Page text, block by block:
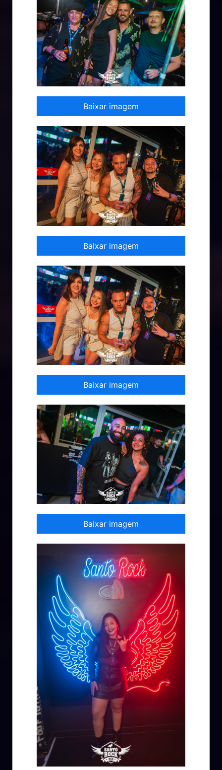
Baixar imagem
Baixar imagem
Baixar imagem
Baixar imagem